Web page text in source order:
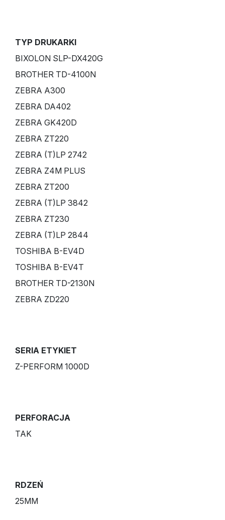
TYP DRUKARKI
BIXOLON SLP-DX420G
BROTHER TD-4100N
ZEBRA A300
ZEBRA DA402
ZEBRA GK420D
ZEBRA ZT220
ZEBRA (T)LP 2742
ZEBRA Z4M PLUS
ZEBRA ZT200
ZEBRA (T)LP 3842
ZEBRA ZT230
ZEBRA (T)LP 2844
TOSHIBA B-EV4D
TOSHIBA B-EV4T
BROTHER TD-2130N
ZEBRA ZD220
SERIA ETYKIET
Z-PERFORM 1000D
PERFORACJA
TAK
RDZEŃ
25MM